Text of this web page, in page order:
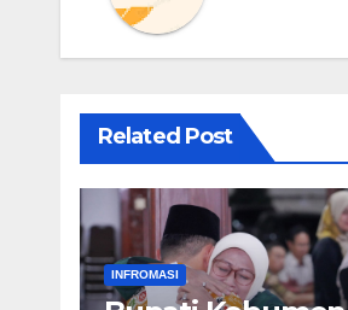
Related Post
INFROMASI